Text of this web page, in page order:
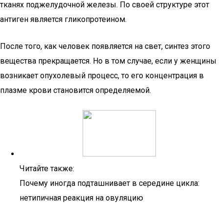
тканях поджелудочной железы. По своей структуре этот
антиген является гликопротеином.
После того, как человек появляется на свет, синтез этого
вещества прекращается. Но в том случае, если у женщины
возникает опухолевый процесс, то его концентрация в
плазме крови становится определяемой.
Читайте также:
Почему иногда подташнивает в середине цикла:
нетипичная реакция на овуляцию